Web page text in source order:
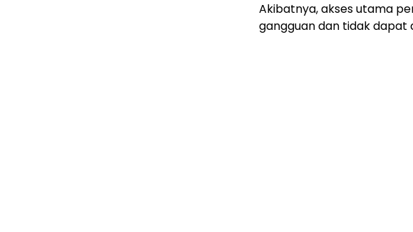
Akibatnya, akses utama
gangguan dan tidak dapat